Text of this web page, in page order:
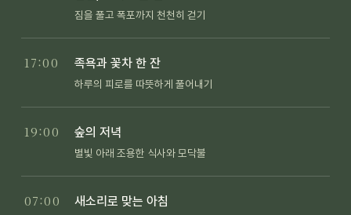
짐을 풀고 폭포까지 천천히 걷기
17:00 족욕과 꽃차 한 잔
하루의 피로를 따뜻하게 풀어내기
19:00 숲의 저녁
별빛 아래 조용한 식사와 모닥불
07:00 새소리로 맞는 아침